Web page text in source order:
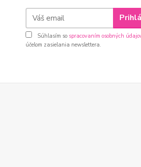
Súhlasím so spracovaním osobných
účelom zasielania newslettera.